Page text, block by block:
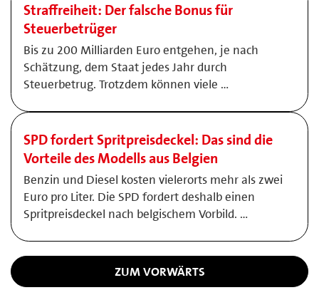
Straffreiheit: Der falsche Bonus für
Steuerbetrüger
Bis zu 200 Milliarden Euro entgehen, je nach
Schätzung, dem Staat jedes Jahr durch
Steuerbetrug. Trotzdem können viele …
SPD fordert Spritpreisdeckel: Das sind die
Vorteile des Modells aus Belgien
Benzin und Diesel kosten vielerorts mehr als zwei
Euro pro Liter. Die SPD fordert deshalb einen
Spritpreisdeckel nach belgischem Vorbild. …
ZUM VORWÄRTS